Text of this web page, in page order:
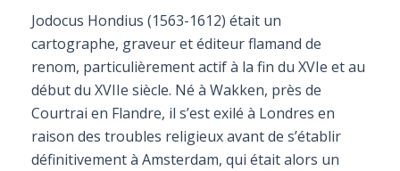
Jodocus Hondius (1563-1612) était un
cartographe, graveur et éditeur flamand de
renom, particulièrement actif à la fin du XVIe et au
début du XVIIe siècle. Né à Wakken, près de
Courtrai en Flandre, il s’est exilé à Londres en
raison des troubles religieux avant de s’établir
définitivement à Amsterdam, qui était alors un